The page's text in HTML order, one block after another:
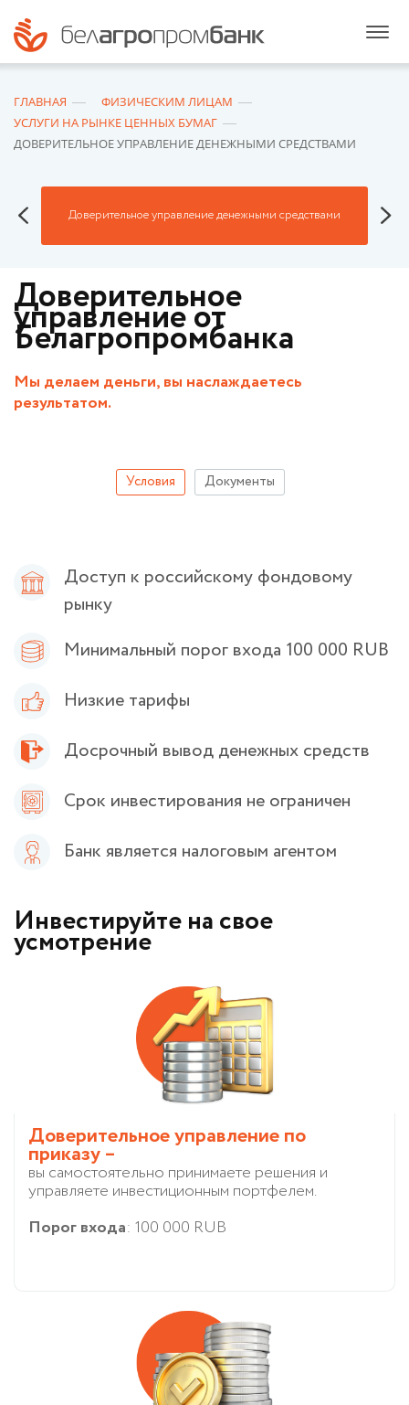
ГЛАВНАЯ
ФИЗИЧЕСКИМ ЛИЦАМ
УСЛУГИ НА РЫНКЕ ЦЕННЫХ БУМАГ
ДОВЕРИТЕЛЬНОЕ УПРАВЛЕНИЕ ДЕНЕЖНЫМИ СРЕДСТВАМИ
Доверительное управление денежными средствами
Доверительное
управление от
Белагропромбанка
Мы делаем деньги, вы наслаждаетесь
результатом.
Условия Документы
Доступ к российскому фондовому
рынку
Минимальный порог входа 100 000 RUB
Низкие тарифы
Досрочный вывод денежных средств
Срок инвестирования не ограничен
Банк является налоговым агентом
Инвестируйте на свое
усмотрение
Доверительное управление по
приказу –
вы самостоятельно принимаете решения и
управляете инвестиционным портфелем.
Порог входа: 100 000 RUB